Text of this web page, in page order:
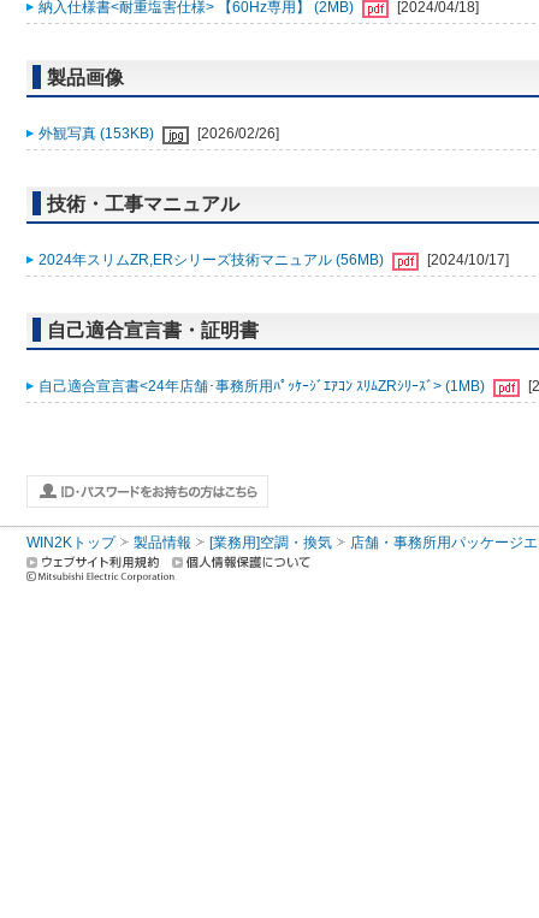
納入仕様書<耐重塩害仕様> 【60Hz専用】 (2MB)
[2024/04/18]
製品画像
外観写真 (153KB) [2026/02/26]
技術・工事マニュアル
2024年スリムZR,ERシリーズ技術マニュアル (56MB) [2024/10/17]
自己適合宣言書・証明書
自己適合宣言書<24年店舗･事務所用ﾊﾟｯｹｰｼﾞｴｱｺﾝ ｽﾘﾑZRｼﾘｰｽﾞ> (1MB)
WIN2Kトップ 製品情報 [業務用]空調・換気 店舗・事務所用パッケージ